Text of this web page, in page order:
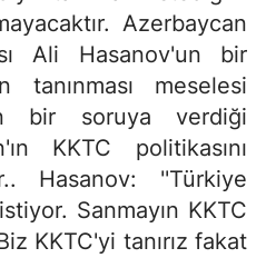
Azerbaycan
Ali Hasanov'un bir
tanınması meselesi
bir soruya verdiği
KKTC politikasını
Hasanov: ''Türkiye
Sanmayın KKTC
KKTC'yi tanırız fakat